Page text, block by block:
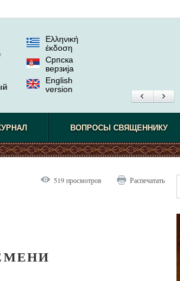
Ελληνική
έκδοση
Српска
верзиjа
English
version
ВОПРОСЫ СВЯЩЕННИКУ
519 просмотров Распечатать